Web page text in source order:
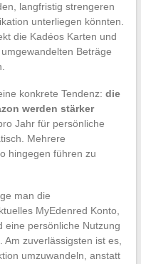
langfristig strengeren
unterliegen könnten.
die Kadéos Karten und
Beträge
konkrete Tendenz: die
werden stärker
Jahr für persönliche
Mehrere
hingegen führen zu
man die
MyEdenred Konto,
eine persönliche Nutzung
Am zuverlässigsten ist es,
umzuwandeln, anstatt